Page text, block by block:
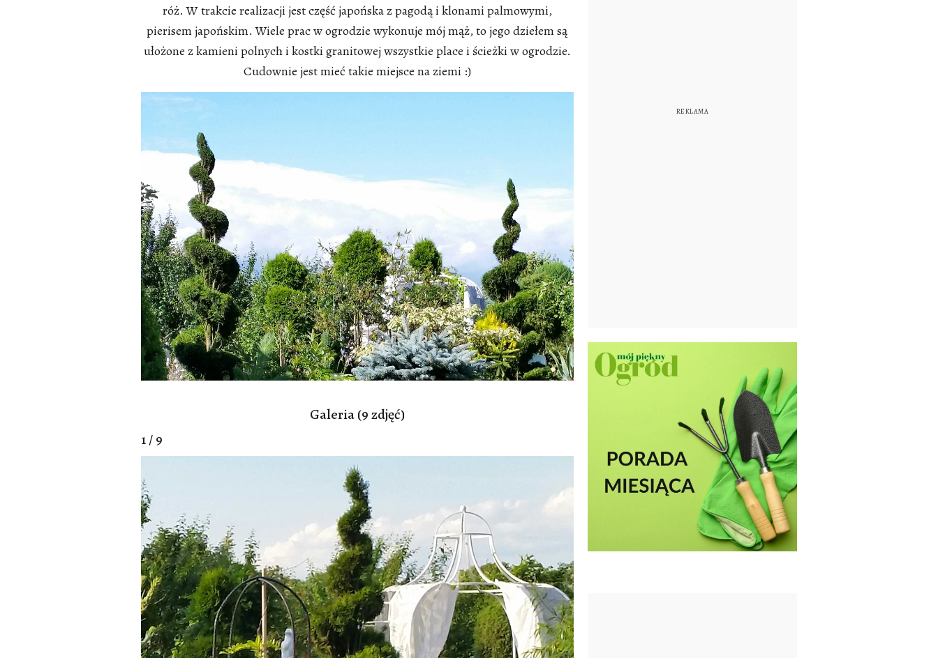
róż. W trakcie realizacji jest część japońska z pagodą i klonami palmowymi,
pierisem japońskim. Wiele prac w ogrodzie wykonuje mój mąż, to jego dziełem są
ułożone z kamieni polnych i kostki granitowej wszystkie place i ścieżki w ogrodzie.
Cudownie jest mieć takie miejsce na ziemi :)
Galeria (9 zdjęć)
1 / 9